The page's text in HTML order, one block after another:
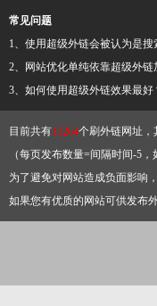
常见问题
1、使用超级外链会被认为是搜
2、网站优化单纯依靠超级外链
3、如何使用超级外链效果最好
目前共有13264个刷外链网址，
（每页发布数量=间隔时间-5
为了避免对网站造成负面影响
如果您有优质的网站可供发布